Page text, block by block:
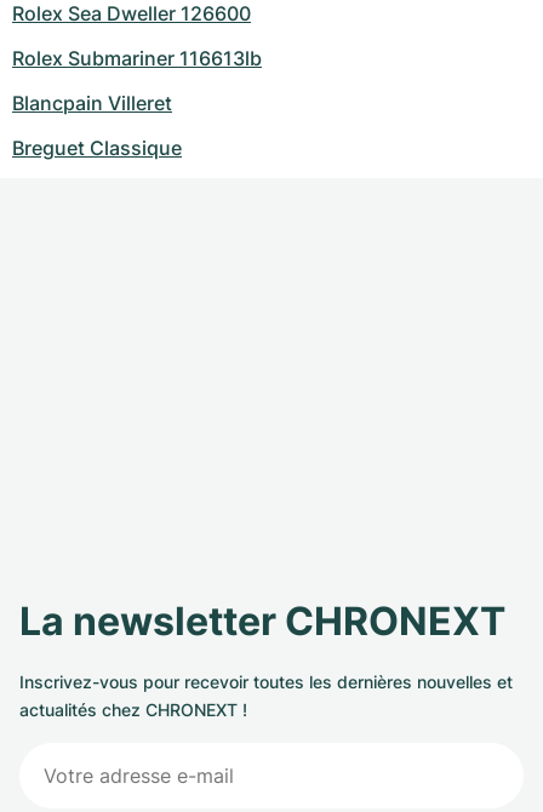
Rolex Sea Dweller 126600
Rolex Submariner 116613lb
Blancpain Villeret
Breguet Classique
La newsletter CHRONEXT
Inscrivez-vous pour recevoir toutes les dernières nouvelles et
actualités chez CHRONEXT !